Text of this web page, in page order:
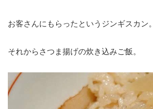
お客さんにもらったというジンギスカン。
それからさつま揚げの炊き込みご飯。